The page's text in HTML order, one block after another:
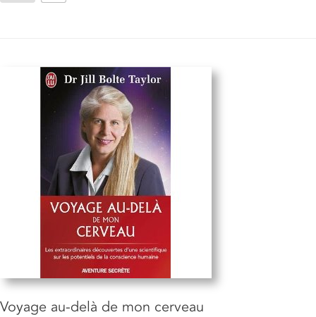
Voyage au-delà de mon cerveau